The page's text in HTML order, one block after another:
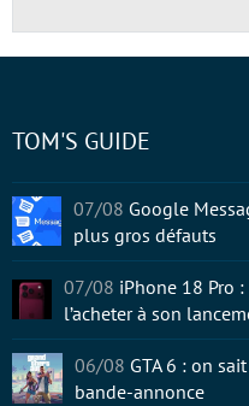
TOM'S GUIDE
07/08 Google
plus gros défauts
07/08 iPhone 18 Pro
l’acheter à son
06/08 GTA 6 : on
bande-annonce